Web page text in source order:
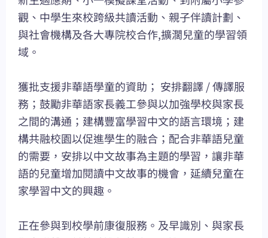
觀、中學生來校跨級共讀活動、親子伴讀計劃、
與社會機構及各大專院校合作,擴濶兒童的學習領
域。
獲批支援非華語學童的資助； 安排翻譯 / 傳譯服
務；鼓勵非華語家長義工參與以加強學校與家長
之間的溝通；建構豐富學習中文的語言環境；建
構共融校園以促進學生的融合；配合非華語兒童
的需要，安排以中文故事為主題的學習，讓非華
語的兒童增加閱讀中文故事的機會，延續兒童在
家學習中文的興趣。
正在參與到校學前康復服務。及早識別、與家長